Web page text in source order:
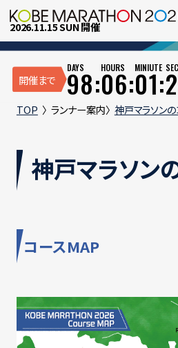
2026.11.15 SUN 開催
開催まで 98:
DAYS 06:
HOURS 01:
MINIUTE
TOP ランナー案内 神戸マラソン
神戸マラソン
コースMAP